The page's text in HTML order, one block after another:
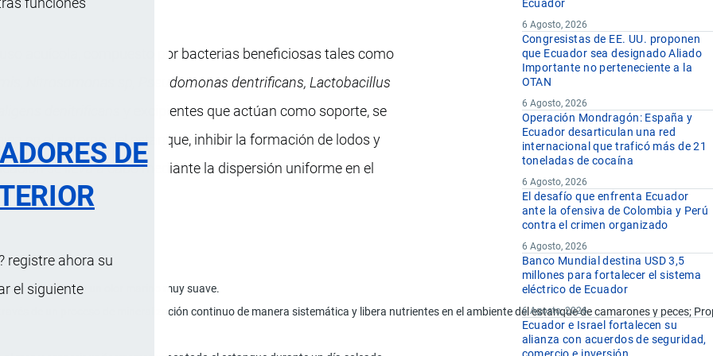
DE
registre ahora su
el siguiente
acuícola, compuesto por bacterias beneficiosas tales como
Nitrosomonas sp, Pseudomonas dentrificans, Lactobacillus
y excipientes que actúan como soporte, se
en el entorno del estanque, inhibir la formación de lodos y
se lleva a cabo mediante la dispersión uniforme en el
a grisáceo y un olor marino muy suave.
de un proceso de mineralización continuo de manera sistemática y libera nutrientes en el ambiente del estanque de camarones y
Ecuador
6 Agosto, 2026
Congresistas de EE. UU. proponen
que Ecuador sea designado Aliado
Importante no perteneciente a la
OTAN
6 Agosto, 2026
Operación Mondragón: España y
Ecuador desarticulan una red
internacional que traficó más de 21
toneladas de cocaína
6 Agosto, 2026
El desafío que enfrenta Ecuador
ante la ofensiva de Colombia y Perú
contra el crimen organizado
6 Agosto, 2026
Banco Mundial destina USD 3,5
millones para fortalecer el sistema
eléctrico de Ecuador
6 Agosto, 2026
Ecuador e Israel fortalecen su
alianza con acuerdos de seguridad,